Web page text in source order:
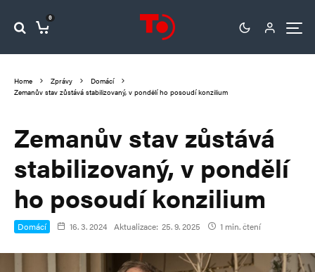
0
Home Zprávy
Domácí
Zemanův stav zůstává stabilizovaný, v pondělí ho posoudí konzilium
Zemanův stav zůstává
stabilizovaný, v pondělí
ho posoudí konzilium
Domácí 16. 3. 2024 Aktualizace: 25. 9. 2025 1 min. čtení